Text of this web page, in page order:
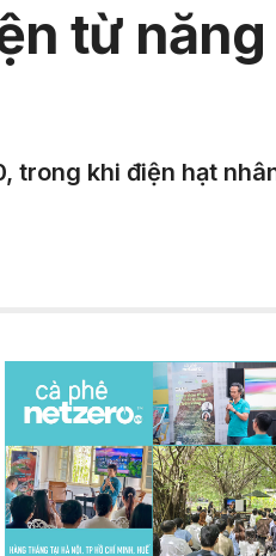
từ năng
trong khi điện hạt